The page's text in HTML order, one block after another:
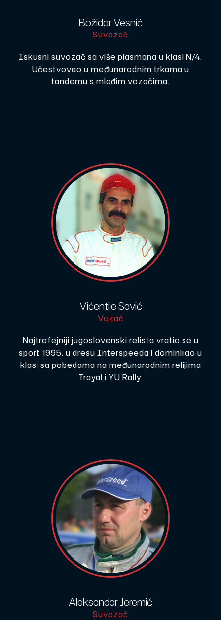
Božidar Vesnić
Suvozač
Iskusni suvozač sa više plasmana u klasi N/4.
Učestvovao u međunarodnim trkama u
tandemu s mlađim vozačima.
Vićentije Savić
Vozač
Najtrofejniji jugoslovenski relista vratio se u
sport 1995. u dresu Interspeeda i dominirao u
klasi sa pobedama na međunarodnim relijima
Trayal i YU Rally.
Aleksandar Jeremić
Suvozač